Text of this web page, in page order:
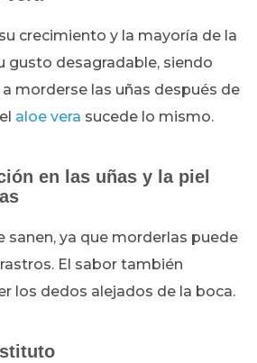
crecimiento y la mayoría de la
gusto desagradable, siendo
morderse las uñas después de
aloe vera sucede lo mismo.
en las uñas y la piel
sanen, ya que morderlas puede
El sabor también
los dedos alejados de la boca.